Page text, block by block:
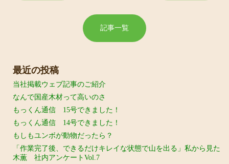
記事一覧
最近の投稿
当社掲載ウェブ記事のご紹介
なんで国産木材って高いのさ
もっくん通信 15号できました！
もっくん通信 14号できました！
もしもユンボが動物だったら？
「作業完了後、できるだけキレイな状態で山を出る」私から見た
木薫 社内アンケートVol.7